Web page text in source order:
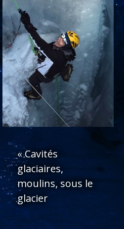
«Cavités
glaciaires,
moulins, sous le
glacier